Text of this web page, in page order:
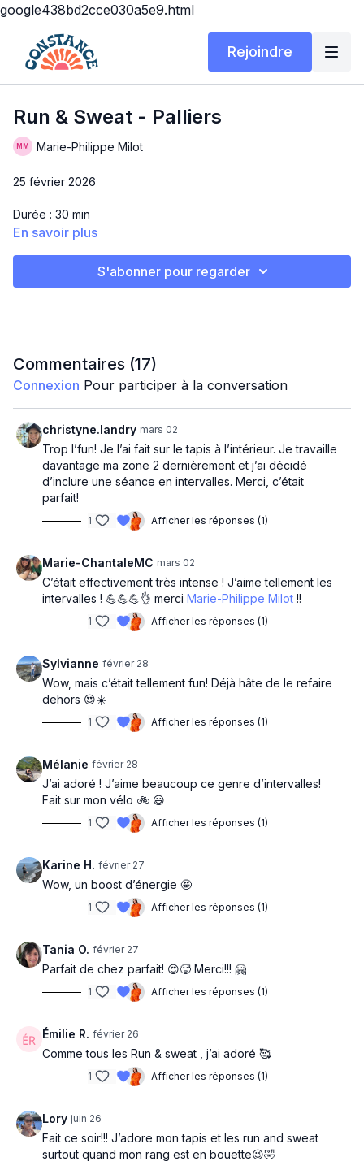
google438bd2cce030a5e9.html
Rejoindre
Run & Sweat - Palliers
Marie-Philippe Milot
25 février 2026
Durée : 30 min
Salut!! Aujourd'hui, vous allez sortir de votre zone de confort,
PALLIERS
Mobilité
Warm up 5 min Z2
Intervalles 4x
2 min - Z3
1 min - Z4
30 sec - Sprint
2 min 30 - Récup
Cool down 3 min
En savoir plus
S'abonner pour regarder
Commentaires (17)
Connexion Pour participer à la conversation
christyne.landry mars 02
Trop l’fun! Je l’ai fait sur le tapis à l’intérieur. Je travaille
davantage ma zone 2 dernièrement et j’ai décidé
d’inclure une séance en intervalles. Merci, c’était
parfait!
1 Afficher les réponses (1)
Marie-ChantaleMC mars 02
C’était effectivement très intense ! J’aime tellement les
intervalles ! 💪💪💪👌 merci Marie-Philippe Milot !!
1 Afficher les réponses (1)
Sylvianne février 28
Wow, mais c’était tellement fun! Déjà hâte de le refaire
dehors 😍☀️
1 Afficher les réponses (1)
Mélanie février 28
J’ai adoré ! J’aime beaucoup ce genre d’intervalles!
Fait sur mon vélo 🚲 😃
1 Afficher les réponses (1)
Karine H. février 27
Wow, un boost d’énergie 🤩
1 Afficher les réponses (1)
Tania O. février 27
Parfait de chez parfait! 😍🥵 Merci!!! 🤗
1 Afficher les réponses (1)
Émilie R. février 26
Comme tous les Run & sweat , j’ai adoré 🥰
1 Afficher les réponses (1)
Lory juin 26
Fait ce soir!!! J’adore mon tapis et les run and sweat
surtout quand mon rang est en bouette😉🤣